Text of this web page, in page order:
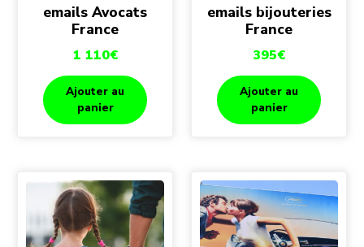
emails Avocats
France
1 110€
Ajouter au
panier
emails bijouteries
France
395€
Ajouter au
panier